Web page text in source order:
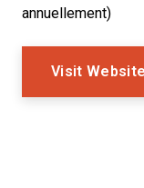
annuellement)
Visit Website